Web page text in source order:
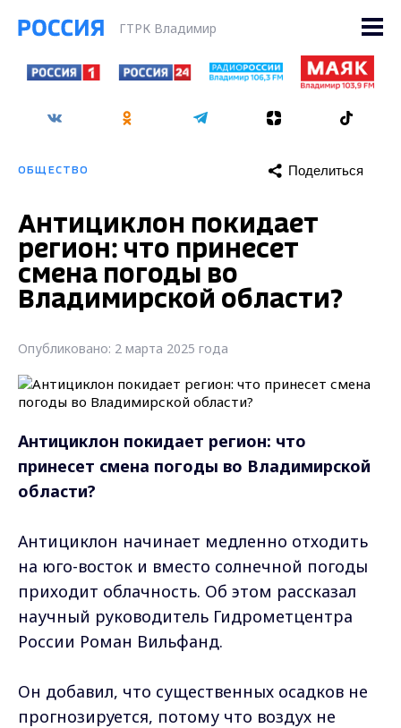
ГТРК Владимир
ОБЩЕСТВО Поделиться
Антициклон покидает
регион: что принесет
смена погоды во
Владимирской области?
Опубликовано: 2 марта 2025 года
Антициклон покидает регион: что
принесет смена погоды во Владимирской
области?
Антициклон начинает медленно отходить
на юго-восток и вместо солнечной погоды
приходит облачность. Об этом рассказал
научный руководитель Гидрометцентра
России Роман Вильфанд.
Он добавил, что существенных осадков не
прогнозируется, потому что воздух не